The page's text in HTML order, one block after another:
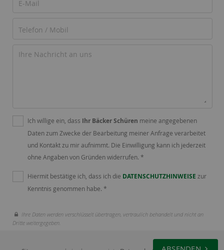
Ich willige ein, dass Ihr Bäcker Schüren meine angegebenen
Daten zum Zwecke der Bearbeitung meiner Anfrage verarbeitet
und Kontakt zu mir aufnimmt. Die Einwilligung kann ich jederzeit
ohne Angaben von Gründen widerrufen. *
Hiermit bestätige ich, dass ich die DATENSCHUTZHINWEISE zur
Kenntnis genommen habe. *
Ihre Daten werden verschlüsselt übertragen, vertraulich behandelt und nicht an
Dritte weitergegeben.